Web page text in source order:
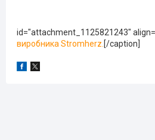
id="attachment_1125821243"
виробника Stromherz. [/caption]